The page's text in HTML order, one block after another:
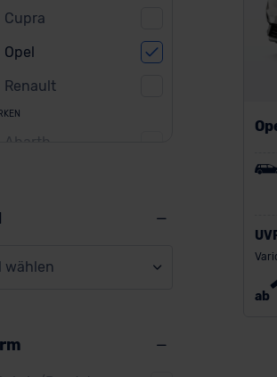
Cupra
Opel
Renault
Abarth
BMW
Citroen
wählen
ab